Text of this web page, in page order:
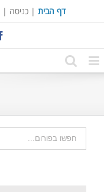
to
דף הבית | כניסה |